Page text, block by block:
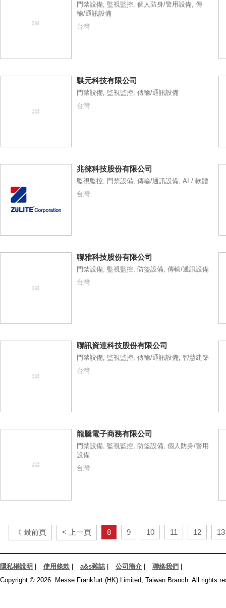
門禁設備, 監視監控, 個人防身/警用設備, 傳
輸/通訊設備
台灣
騏元科技有限公司
門禁設備, 監視監控, 傳輸/通訊設備
台灣
兆徠科技股份有限公司
監視監控, 門禁設備, 傳輸/通訊設備, AI / 軟體
台灣
聯雅科技股份有限公司
門禁設備, 監視監控, 防盜設備, 傳輸/通訊設備
台灣
聯訊資達科技股份有限公司
門禁設備, 監視監控, 傳輸/通訊設備, 智慧建築
台灣
龍騰電子商務有限公司
門禁設備, 監視監控, 防盜設備, 個人防身/警用
設備
台灣
《 最前頁 < 上一頁 8 9 10 11 12 13
隱私權說明 使用條款 a&s雜誌| 公司簡介 聯絡我們
Copyright © 2026. Messe Frankfurt (HK) Limited, Taiwan Branch. All rights